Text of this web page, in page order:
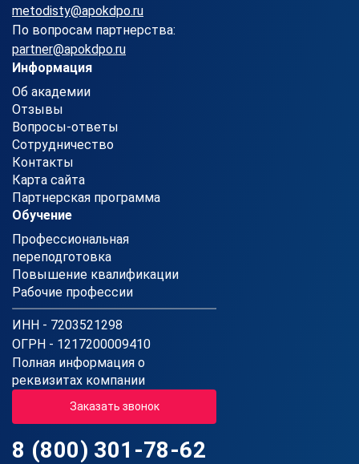
metodisty@apokdpo.ru
По вопросам партнерства:
partner@apokdpo.ru
Информация
Об академии
Отзывы
Вопросы-ответы
Сотрудничество
Контакты
Карта сайта
Партнерская программа
Обучение
Профессиональная
переподготовка
Повышение квалификации
Рабочие профессии
ИНН - 7203521298
ОГРН - 1217200009410
Полная информация о
реквизитах компании
Заказать звонок
8 (800) 301-78-62